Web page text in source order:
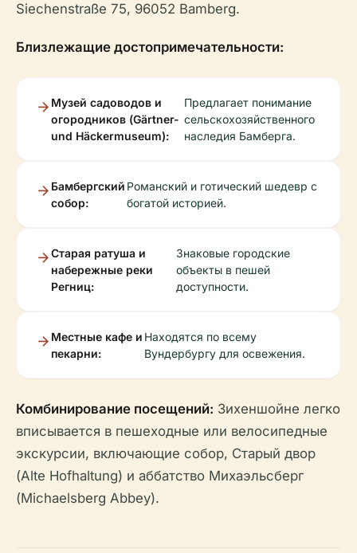
Siechenstraße 75, 96052 Bamberg.
Близлежащие достопримечательности:
Музей садоводов и
огородников (Gärtner-
und Häckermuseum):
Предлагает понимание
сельскохозяйственного
наследия Бамберга.
Бамбергский
собор:
Романский и готический шедевр с
богатой историей.
Старая ратуша и
набережные реки
Регниц:
Знаковые городские
объекты в пешей
доступности.
Местные кафе и
пекарни:
Находятся по всему
Вундербургу для освежения.
Комбинирование посещений: Зихеншойне легко
вписывается в пешеходные или велосипедные
экскурсии, включающие собор, Старый двор
(Alte Hofhaltung) и аббатство Михаэльсберг
(Michaelsberg Abbey).